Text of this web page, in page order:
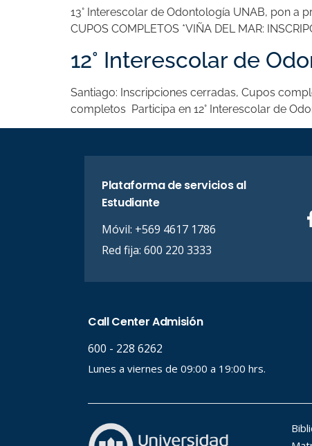
13° Interescolar de Odontología UNAB, pon a
CUPOS COMPLETOS *VIÑA DEL MAR:
12° Interescolar de
Santiago: Inscripciones cerradas, Cupos
completos Participa en 12° Interescolar de